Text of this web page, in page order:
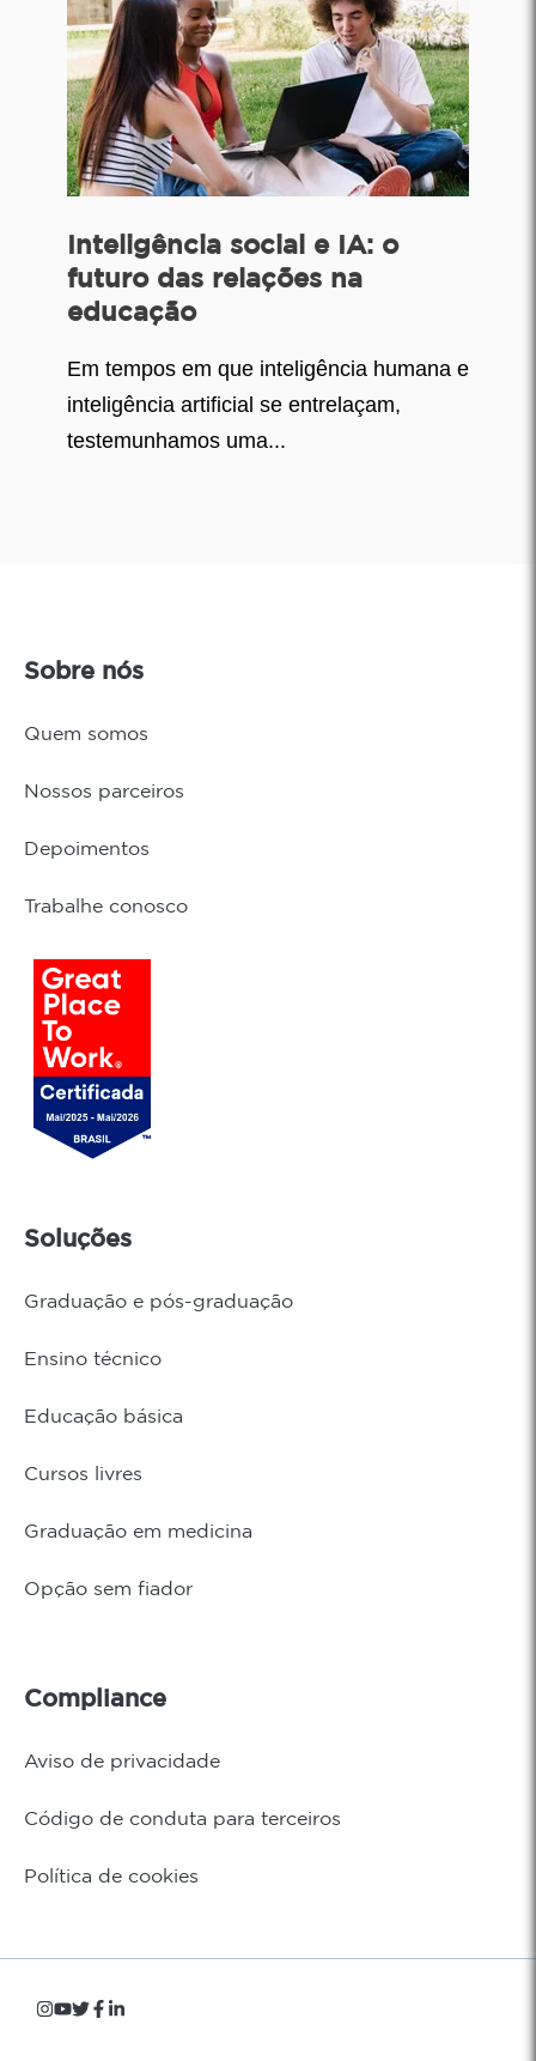
Inteligência social e IA: o
futuro das relações na
educação
Em tempos em que inteligência humana e
inteligência artificial se entrelaçam,
testemunhamos uma...
Sobre nós
Quem somos
Nossos parceiros
Depoimentos
Trabalhe conosco
Soluções
Graduação e pós-graduação
Ensino técnico
Educação básica
Cursos livres
Graduação em medicina
Opção sem fiador
Compliance
Aviso de privacidade
Código de conduta para terceiros
Política de cookies